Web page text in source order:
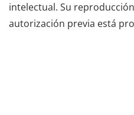
intelectual. Su
autorización previa está